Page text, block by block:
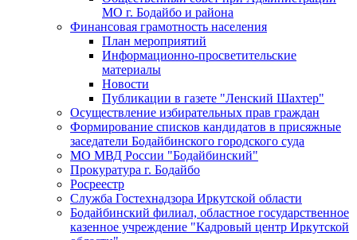
МО г. Бодайбо и района
Финансовая грамотность населения
План мероприятий
Информационно-просветительские
материалы
Новости
Публикации в газете "Ленский Шахтер"
Осуществление избирательных прав граждан
Формирование списков кандидатов в присяжные
заседатели Бодайбинского городского суда
МО МВД России "Бодайбинский"
Прокуратура г. Бодайбо
Росреестр
Служба Гостехнадзора Иркутской области
Бодайбинский филиал, областное государственное
казенное учреждение "Кадровый центр Иркутской